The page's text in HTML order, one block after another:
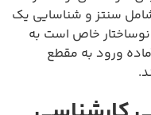
شامل سنتز و شناسایی یک
خاص است به
ورود به مقطع